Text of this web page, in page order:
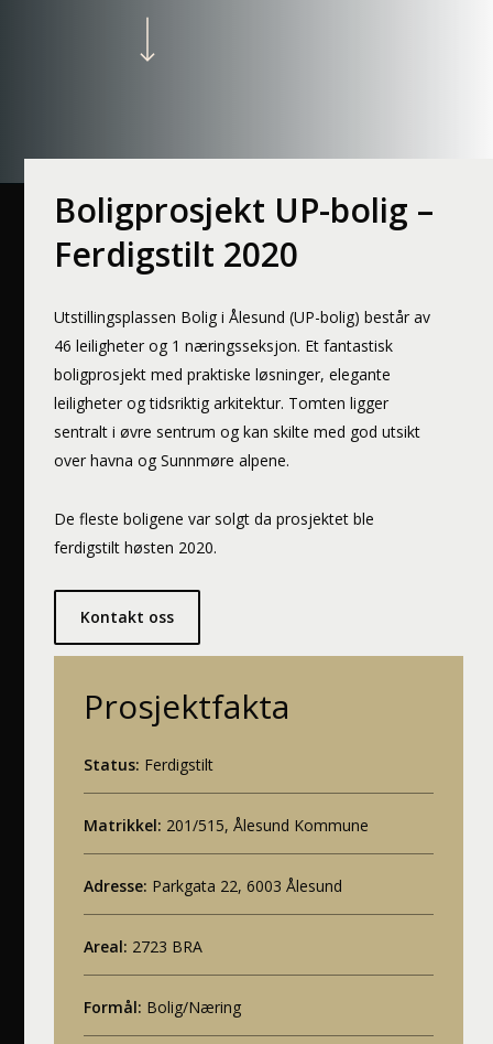
Prosjektfakta
Status: Ferdigstilt
Matrikkel: 201/515, Ålesund Kommune
Adresse: Parkgata 22, 6003 Ålesund
Areal: 2723 BRA
Formål: Bolig/Næring
Boligprosjekt UP-bolig –
Ferdigstilt 2020
Utstillingsplassen Bolig i Ålesund (UP-bolig) består av
46 leiligheter og 1 næringsseksjon. Et fantastisk
boligprosjekt med praktiske løsninger, elegante
leiligheter og tidsriktig arkitektur. Tomten ligger
sentralt i øvre sentrum og kan skilte med god utsikt
over havna og Sunnmøre alpene.
De fleste boligene var solgt da prosjektet ble
ferdigstilt høsten 2020.
Kontakt oss